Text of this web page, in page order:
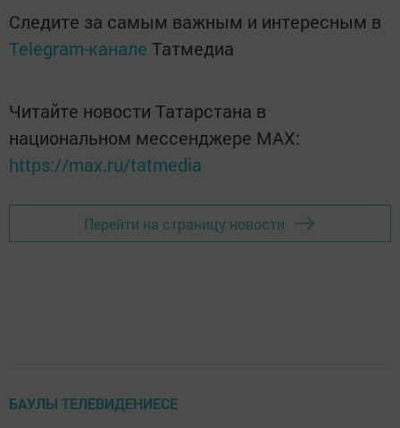
Следите за самым важным и интересным в
Telegram-канале Татмедиа
Читайте новости Татарстана в
национальном мессенджере MАХ:
https://max.ru/tatmedia
Перейти на страницу новости
БАУЛЫ ТЕЛЕВИДЕНИЕСЕ